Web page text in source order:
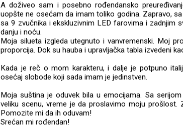
A doživeo sam i posebno rođendansko
uopšte ne osećam da imam toliko godina. Zapravo,
sa 9 zvučnika i ekskluzivnim LED farovima i zadnjim
danju i noću.
Moja silueta izgleda utegnuto i vanvremenski. Moj
proporcija. Dok su hauba i upravljačka tabla izvedeni
Kada je reč o mom karakteru, i dalje je potpuno
osećaj slobode koji sada imam je jedinstven.
Moja suština je oduvek bila u emocijama. Sa
veliku scenu, vreme je da proslavimo moju prošlost.
Pomozite mi da ih oduvam!
Srećan mi rođendan!